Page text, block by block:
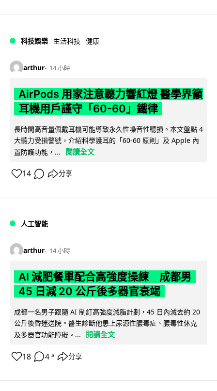
科技娛樂 生活科技 健康
arthur 14 小時
AirPods 用家注意聽力響紅燈 醫學界籲
耳機用戶謹守「60-60」鐵律
長時間高音量佩戴耳機可能導致永久性噪音性聽損。本文盤點 4
大聽力受損警號，介紹科學護耳的「60-60 原則」及 Apple 內
置防護功能，...
閱讀全文
14 分享
人工智能
arthur 14 小時
AI 減肥餐單配合高強度操練 成都男
45 日減 20 公斤後多器官衰竭
成都一名男子跟隨 AI 制訂高強度減脂計劃，45 日內減去約 20
公斤後昏迷送院。醫生診斷他患上尿源性膿毒症、膿毒性休克
及多器官功能障礙。...
閱讀全文
18 4 ↗ 分享